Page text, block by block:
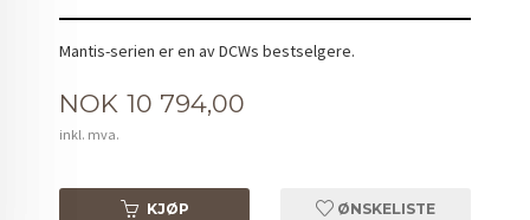
Mantis-serien er en av DCWs bestselgere.
Pris
NOK 10 794,00
inkl. mva.
KJØP ØNSKELISTE